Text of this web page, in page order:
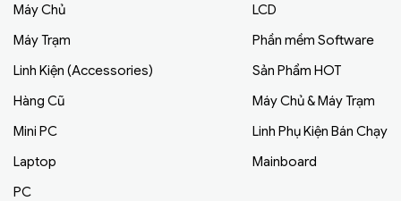
Máy Chủ
Máy Trạm
Linh Kiện (Accessories)
Hàng Cũ
Mini PC
Laptop
PC
LCD
Phần mềm Software
Sản Phẩm HOT
Máy Chủ & Máy Trạm
Linh Phụ Kiện Bán Chạy
Mainboard